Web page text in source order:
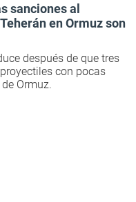
sanciones al
en Ormuz son
después de que tres
con pocas
Ormuz.